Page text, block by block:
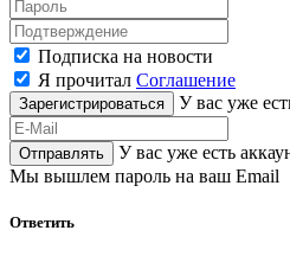
Подписка на новости
Я прочитал Соглашение
Зарегистрироваться У вас уже
Отправлять У вас уже есть
Мы вышлем пароль на ваш Email
Ответить